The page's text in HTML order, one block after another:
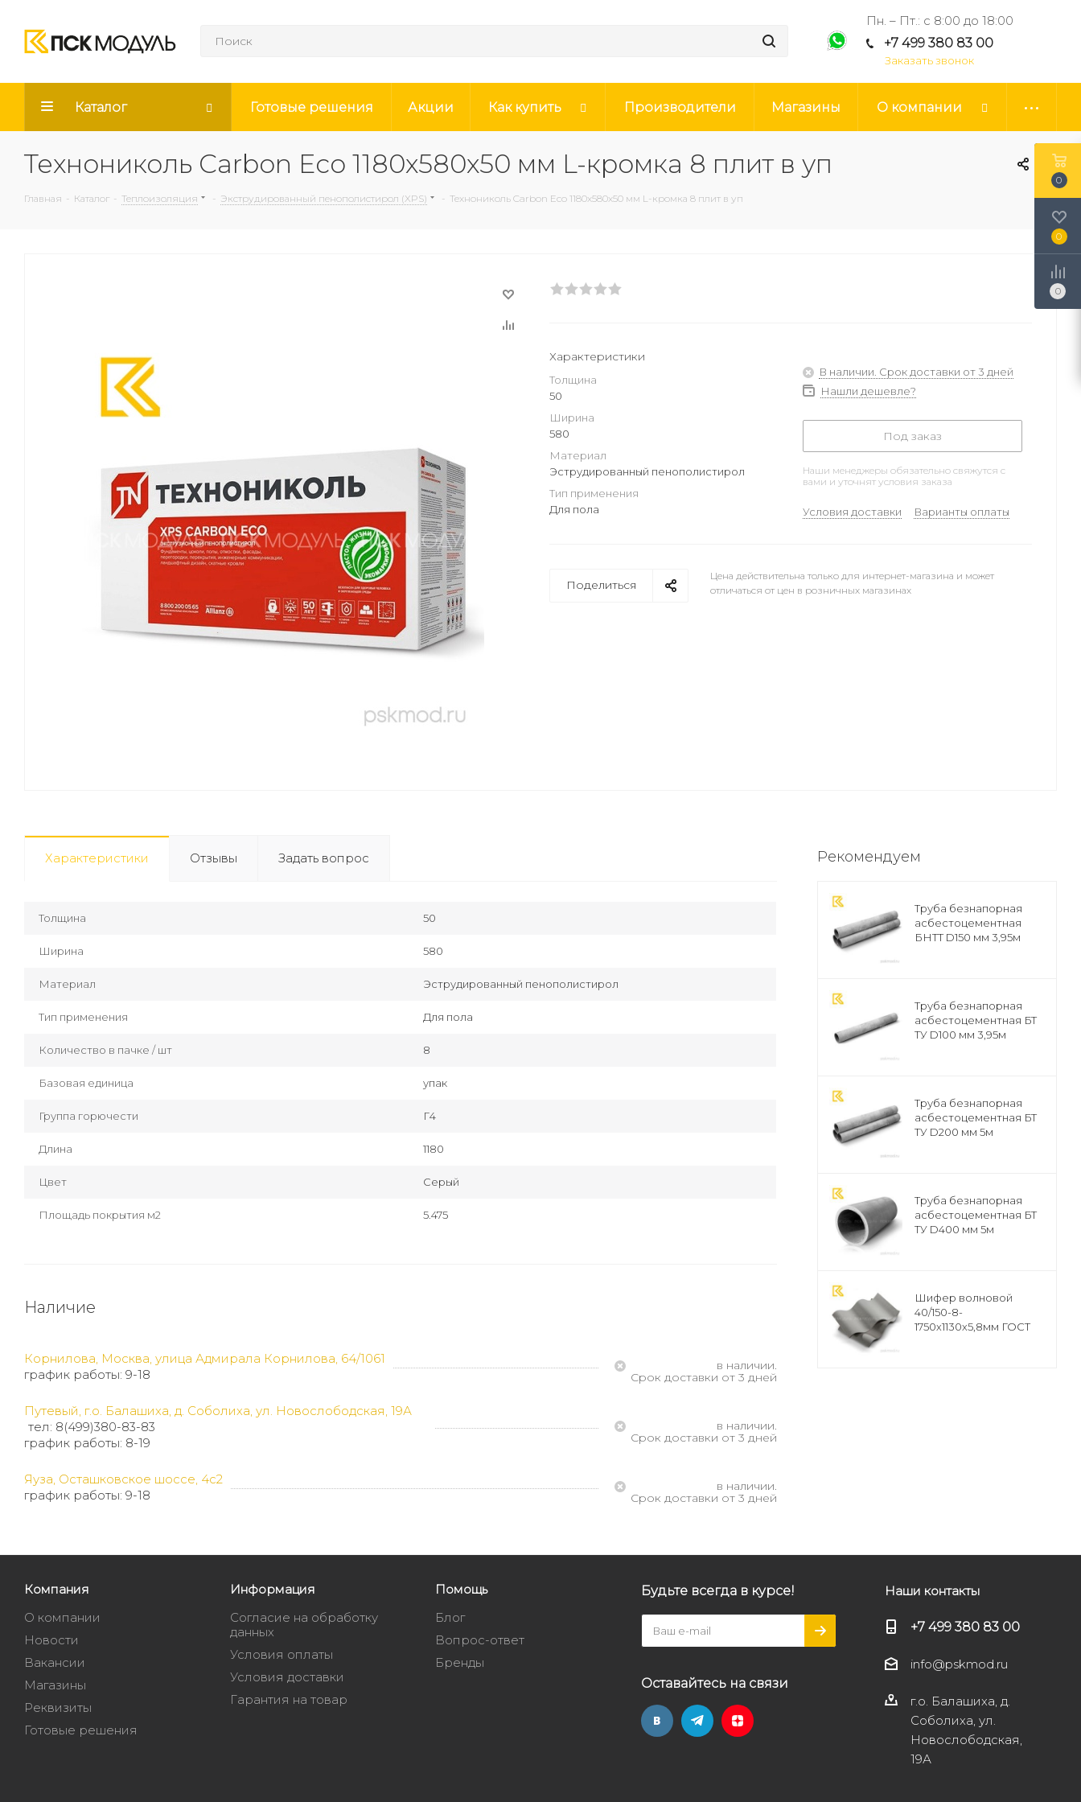
Пн. – Пт.: с 8:00 до 18:00
+7 499 380 83 00
Заказать звонок
Каталог Готовые решения Акции Как купить Производители Магазины О компании
Технониколь Carbon Eco 1180х580х50 мм L-кромка 8 плит в уп
Главная - Каталог - Теплоизоляция - Экструдированный пенополистирол (XPS) - Технониколь Carbon Eco 1180х580х50 мм L-кромка 8 плит в уп
Характеристики
Толщина
50
Ширина
580
Материал
Эструдированный пенополистирол
Тип применения
Для пола
В наличии. Срок доставки от 3 дней
Нашли дешевле?
Под заказ
Наши менеджеры обязательно свяжутся с
вами и уточнят условия заказа
Условия доставки Варианты оплаты
Поделиться
Цена действительна только для интернет-магазина и может
отличаться от цен в розничных магазинах
Характеристики Отзывы Задать вопрос
Толщина 50
Ширина 580
Материал Эструдированный пенополистирол
Тип применения Для пола
Количество в пачке / шт 8
Базовая единица упак
Группа горючести Г4
Длина 1180
Цвет Серый
Площадь покрытия м2 5.475
Наличие
Корнилова, Москва, улица Адмирала Корнилова, 64/1061
график работы: 9-18
В наличии.
Срок доставки от 3 дней
Путевый, г.о. Балашиха, д. Соболиха, ул. Новослободская, 19А
тел: 8(499)380-83-83
график работы: 8-19
В наличии.
Срок доставки от 3 дней
Яуза, Осташковское шоссе, 4с2
график работы: 9-18
В наличии.
Срок доставки от 3 дней
Рекомендуем
Труба безнапорная
асбестоцементная
БНТТ D150 мм 3,95м
Труба безнапорная
асбестоцементная БТ
ТУ D100 мм 3,95м
Труба безнапорная
асбестоцементная БТ
ТУ D200 мм 5м
Труба безнапорная
асбестоцементная БТ
ТУ D400 мм 5м
Шифер волновой
40/150-8-
1750х1130х5,8мм ГОСТ
Компания
О компании
Новости
Вакансии
Магазины
Реквизиты
Готовые решения
Информация
Согласие на обработку
данных
Условия оплаты
Условия доставки
Гарантия на товар
Помощь
Блог
Вопрос-ответ
Бренды
Будьте всегда в курсе!
Оставайтесь на связи
Наши контакты
+7 499 380 83 00
info@pskmod.ru
г.о. Балашиха, д.
Соболиха, ул.
Новослободская,
19А
0
0
0